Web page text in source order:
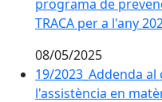
programa de
TRACA per a l'any
08/05/2025
19/2023_Addenda
l'assistència en